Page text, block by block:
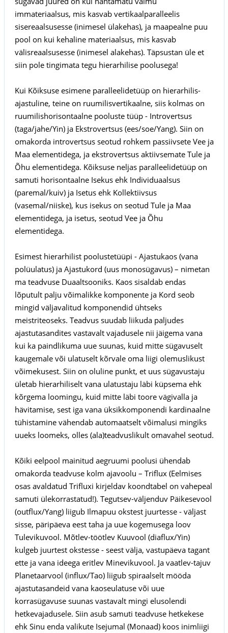
immateriaalsus, mis kasvab vertikaalparalleelis
sisereaalsusesse (inimesel ülakehas), ja maapealne puu
pool on kui kehaline materiaalsus, mis kasvab
välisreaalsusesse (inimesel alakehas). Täpsustan üle et
siin pole tingimata tegu hierarhilise poolusega!
Kui Kõiksuse esimene paralleelidetüüp on hierarhilis-
ajastuline, teine on ruumilisvertikaalne, siis kolmas on
ruumilishorisontaalne pooluste tüüp - Introvertsus
(taga/jahe/Yin) ja Ekstrovertsus (ees/soe/Yang). Siin on
omakorda introvertsus seotud rohkem passiivsete Vee ja
Maa elementidega, ja ekstrovertsus aktiivsemate Tule ja
Õhu elementidega. Kõiksuse neljas paralleelidetüüp on
samuti horisontaalne Isekus ehk Individuaalsus
(paremal/kuiv) ja Isetus ehk Kollektiivsus
(vasemal/niiske), kus isekus on seotud Tule ja Maa
elementidega, ja isetus, seotud Vee ja Õhu
elementidega.
Esimest hierarhilist poolustetüüpi - Ajastukaos (vana
polüulatus) ja Ajastukord (uus monosügavus) – nimetan
ma teadvuse Duaaltsooniks. Kaos sisaldab endas
lõputult palju võimalikke komponente ja Kord seob
mingid väljavalitud komponendid ühtseks
meistriteoseks. Teadvus suudab liikuda paljudes
ajastutasandites vastavalt vajadusele nii jäigema vana
kui ka paindlikuma uue suunas, kuid mitte sügavuselt
kaugemale või ulatuselt kõrvale oma liigi olemuslikust
võimekusest. Siin on oluline punkt, et uus sügavustaju
ületab hierarhiliselt vana ulatustaju läbi küpsema ehk
kõrgema loomingu, kuid mitte läbi toore vägivalla ja
hävitamise, sest iga vana üksikkomponendi kardinaalne
tühistamine vähendab automaatselt võimalusi mingiks
uueks loomeks, olles (ala)teadvuslikult omavahel seotud.
Kõiki eelpool mainitud aegruumi poolusi ühendab
omakorda teadvuse kolm ajavoolu – Triflux (Eelmises
osas avaldatud Trifluxi kirjeldav koondtabel on vahepeal
samuti ülekorrastatud!). Tegutsev-väljenduv Päikesevool
(outflux/Yang) liigub Ilmapuu okstest juurtesse - väljast
sisse, päripäeva eest taha ja uue kogemusega loov
Tulevikuvool. Mõtlev-töötlev Kuuvool (diaflux/Yin)
kulgeb juurtest okstesse - seest välja, vastupäeva tagant
ette ja vana ideega eritlev Minevikuvool. Ja vaatlev-tajuv
Planetaarvool (influx/Tao) liigub spiraalselt mööda
ajastutasandeid vana kaoseulatuse või uue
korrasügavuse suunas vastavalt mingi elusolendi
hetkevajadusele. Siin asub samuti teadvuse hetkekese
ehk Sinu enda valikute Isejumal (Monaad) koos inimliigi